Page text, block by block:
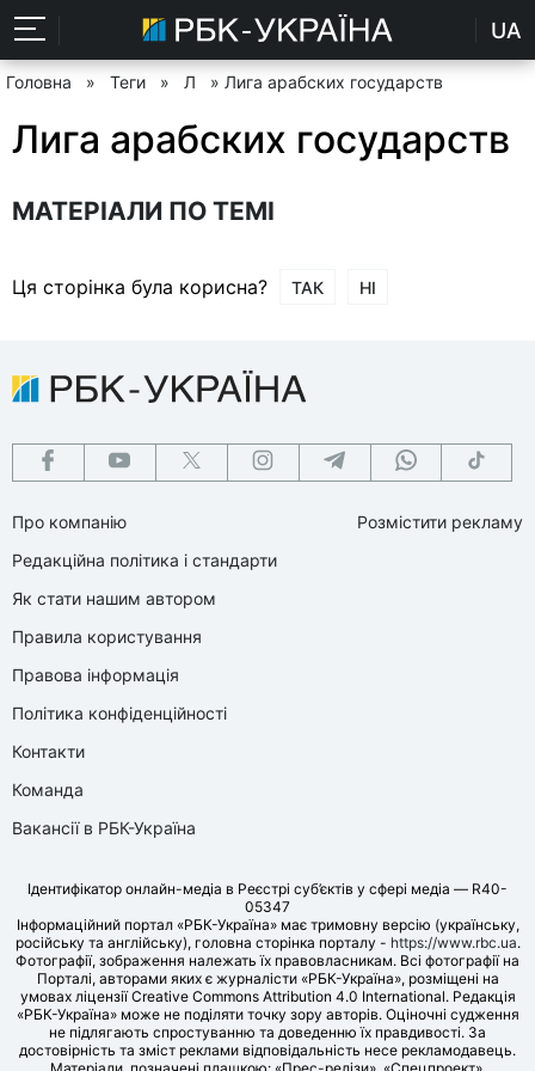
UA
Головна » Теги » Л » Лига арабских государств
Лига арабских государств
МАТЕРІАЛИ ПО ТЕМІ
Ця сторінка була корисна? ТАК НІ
Про компанію
Редакційна політика і стандарти
Як стати нашим автором
Правила користування
Правова інформація
Політика конфіденційності
Контакти
Команда
Вакансії в РБК-Україна
Розмістити рекламу
Ідентифікатор онлайн-медіа в Реєстрі суб’єктів у сфері медіа — R40-
05347
Інформаційний портал «РБК-Україна» має тримовну версію (українську,
російську та англійську), головна сторінка порталу - https://www.rbc.ua.
Фотографії, зображення належать їх правовласникам. Всі фотографії на
Порталі, авторами яких є журналісти «РБК-Україна», розміщені на
умовах ліцензії Creative Commons Attribution 4.0 International. Редакція
«РБК-Україна» може не поділяти точку зору авторів. Оціночні судження
не підлягають спростуванню та доведенню їх правдивості. За
достовірність та зміст реклами відповідальність несе рекламодавець.